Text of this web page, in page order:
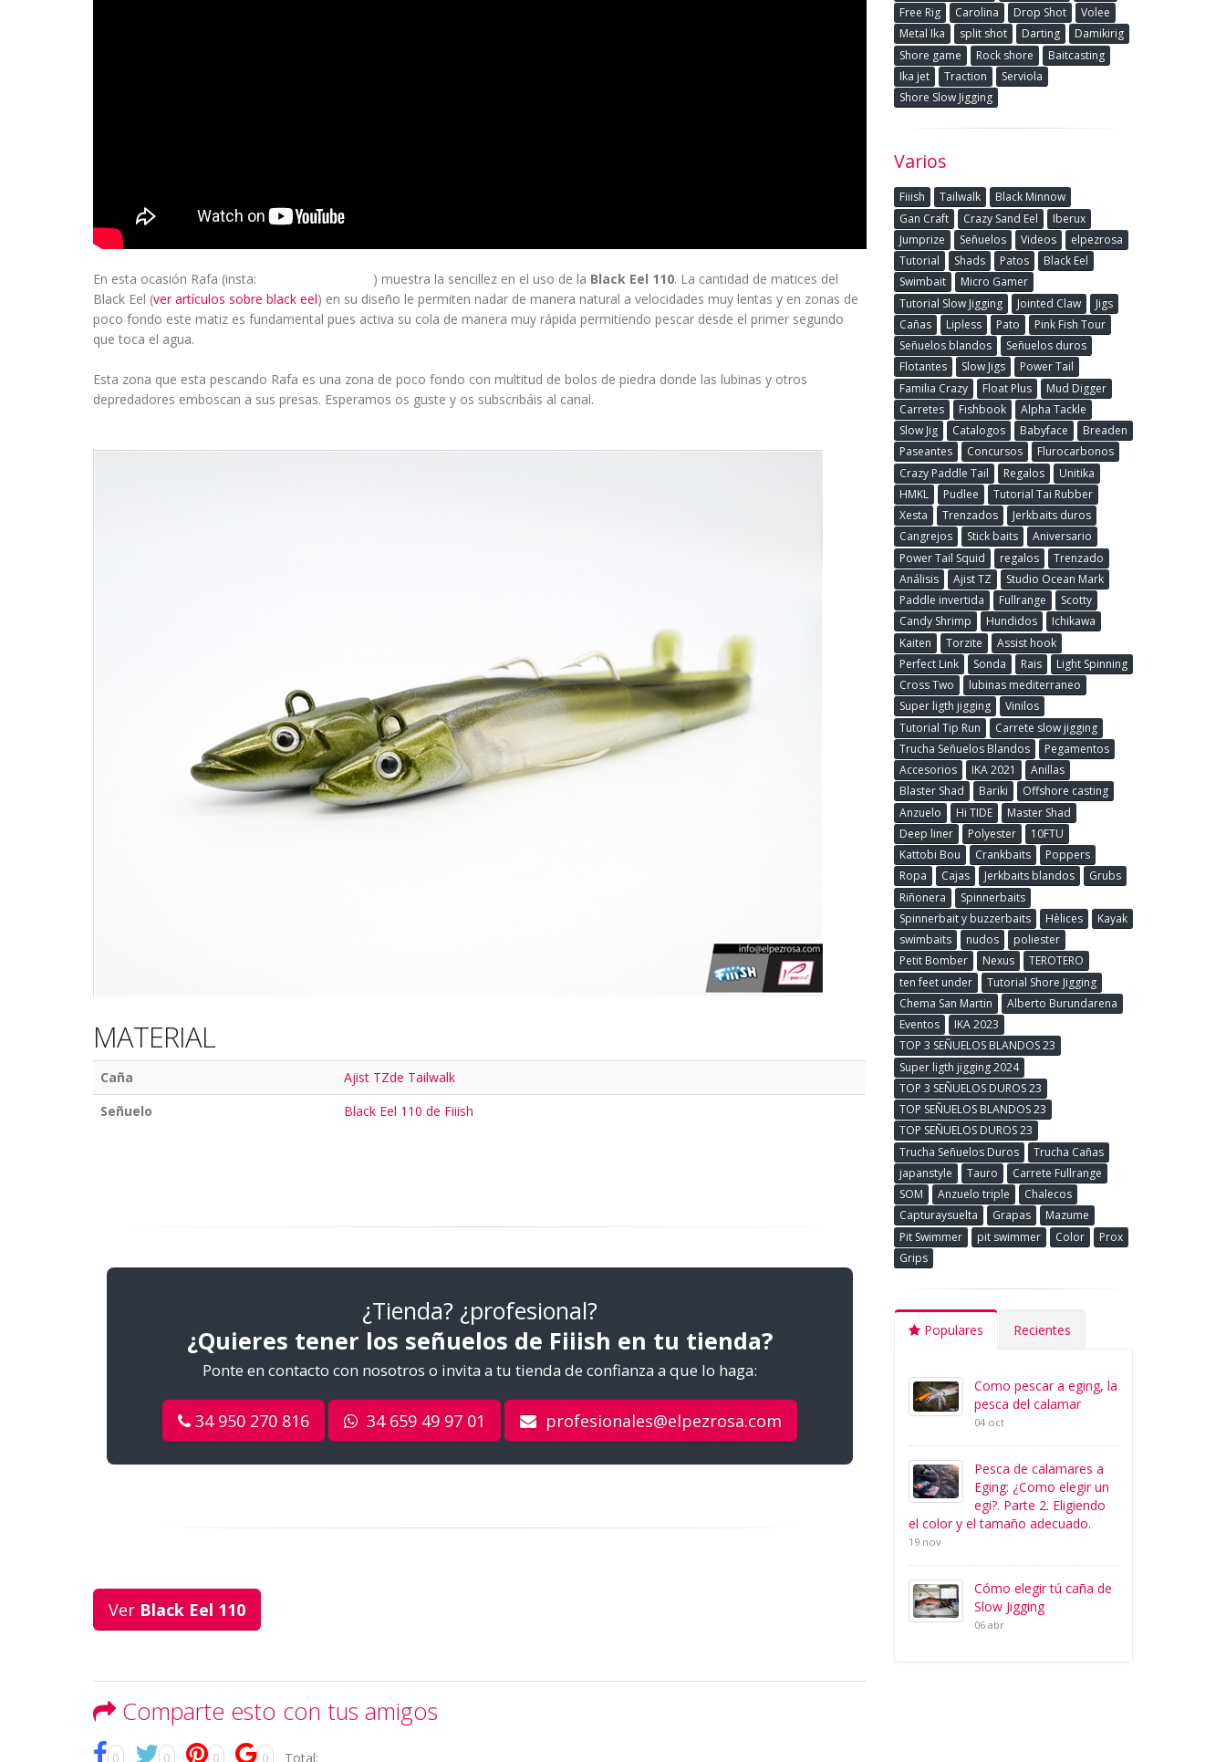
En esta ocasión Rafa (insta: ) muestra la sencillez en el uso de la Black Eel 110. La cantidad de matices del
Black Eel (ver artículos sobre black eel) en su diseño le permiten nadar de manera natural a velocidades muy lentas y en zonas de
poco fondo este matiz es fundamental pues activa su cola de manera muy rápida permitiendo pescar desde el primer segundo
que toca el agua.
Esta zona que esta pescando Rafa es una zona de poco fondo con multitud de bolos de piedra donde las lubinas y otros
depredadores emboscan a sus presas. Esperamos os guste y os subscribáis al canal.
MATERIAL
Caña
Ajist TZde Tailwalk
Señuelo
Black Eel 110 de Fiiish
¿Tienda? ¿profesional?
¿Quieres tener los señuelos de Fiiish en tu tienda?
Ponte en contacto con nosotros o invita a tu tienda de confianza a que lo haga:
34 950 270 816 34 659 49 97 01 profesionales@elpezrosa.com
Ver Black Eel 110
Comparte esto con tus amigos
0 0 0 0 Total:
Free Rig
Carolina Drop Shot
Volee
Metal Ika
split shot Darting
Damikirig
Shore game
Rock shore
Baitcasting
Ika jet
Traction
Serviola
Shore Slow Jigging
Varios
Fiiish Tailwalk
Black Minnow
Gan Craft
Crazy Sand Eel
Iberux
Jumprize
Señuelos Videos
elpezrosa
Tutorial
Shads Patos
Black Eel
Swimbait
Micro Gamer
Tutorial Slow Jigging
Jointed Claw
Jigs
Cañas
Lipless Pato
Pink Fish Tour
Señuelos blandos
Señuelos duros
Flotantes
Slow Jigs
Power Tail
Familia Crazy
Float Plus
Mud Digger
Carretes
Fishbook
Alpha Tackle
Slow Jig
Catalogos Babyface
Breaden
Paseantes
Concursos
Flurocarbonos
Crazy Paddle Tail
Regalos
Unitika
HMKL
Pudlee
Tutorial Tai Rubber
Xesta
Trenzados
Jerkbaits duros
Cangrejos
Stick baits
Aniversario
Power Tail Squid
regalos
Trenzado
Análisis
Ajist TZ
Studio Ocean Mark
Paddle invertida
Fullrange
Scotty
Candy Shrimp
Hundidos
Ichikawa
Kaiten
Torzite
Assist hook
Perfect Link
Sonda Rais
Light Spinning
Cross Two
lubinas mediterraneo
Super ligth jigging
Vinilos
Tutorial Tip Run
Carrete slow jigging
Trucha Señuelos Blandos
Pegamentos
Accesorios
IKA 2021
Anillas
Blaster Shad
Bariki
Offshore casting
Anzuelo
Hi TIDE
Master Shad
Deep liner
Polyester
10FTU
Kattobi Bou
Crankbaits
Poppers
Ropa
Cajas Jerkbaits blandos
Grubs
Riñonera
Spinnerbaits
Spinnerbait y buzzerbaits
Hèlices
Kayak
swimbaits
nudos
poliester
Petit Bomber
Nexus
TEROTERO
ten feet under
Tutorial Shore Jigging
Chema San Martin
Alberto Burundarena
Eventos
IKA 2023
TOP 3 SEÑUELOS BLANDOS 23
Super ligth jigging 2024
TOP 3 SEÑUELOS DUROS 23
TOP SEÑUELOS BLANDOS 23
TOP SEÑUELOS DUROS 23
Trucha Señuelos Duros
Trucha Cañas
japanstyle
Tauro
Carrete Fullrange
SOM
Anzuelo triple
Chalecos
Capturaysuelta
Grapas
Mazume
Pit Swimmer
pit swimmer Color
Prox
Grips
Populares Recientes
Como pescar a eging, la
pesca del calamar
04 oct
Pesca de calamares a
Eging: ¿Como elegir un
egi?. Parte 2. Eligiendo
el color y el tamaño adecuado.
19 nov
Cómo elegir tú caña de
Slow Jigging
06 abr